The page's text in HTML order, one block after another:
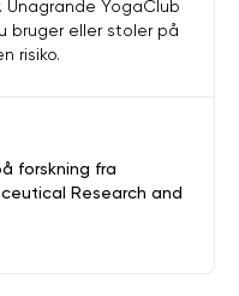
forskning fra
Research and
YogaClub
bruger eller stoler på
risiko.